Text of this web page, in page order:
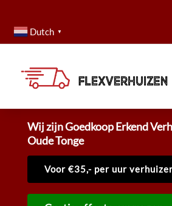
Dutch ▼
Wij zijn Goedkoop Erkend
Oude Tonge
Voor €35,- per uur